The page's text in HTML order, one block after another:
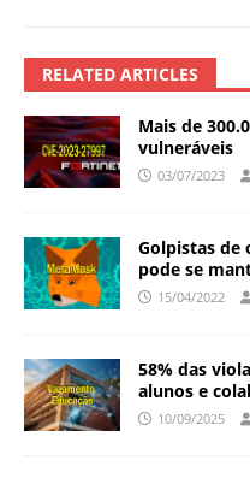
RELATED ARTICLES
Mais de
vulneráveis
03/07/2023
Golpistas de
pode se
15/04/2022
58% das
alunos e
10/09/2025